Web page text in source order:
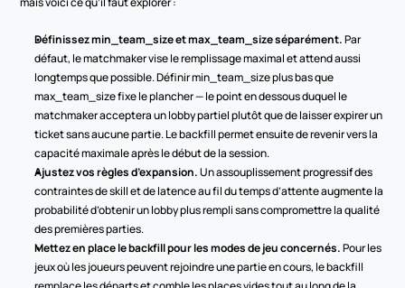
Définissez min_team_size et max_team_size séparément. Par
défaut, le matchmaker vise le remplissage maximal et attend aussi
longtemps que possible. Définir min_team_size plus bas que
max_team_size fixe le plancher — le point en dessous duquel le
matchmaker acceptera un lobby partiel plutôt que de laisser expirer un
ticket sans aucune partie. Le backfill permet ensuite de revenir vers la
capacité maximale après le début de la session.
Ajustez vos règles d’expansion. Un assouplissement progressif des
contraintes de skill et de latence au fil du temps d’attente augmente la
probabilité d’obtenir un lobby plus rempli sans compromettre la qualité
des premières parties.
Mettez en place le backfill pour les modes de jeu concernés. Pour les
jeux où les joueurs peuvent rejoindre une partie en cours, le backfill